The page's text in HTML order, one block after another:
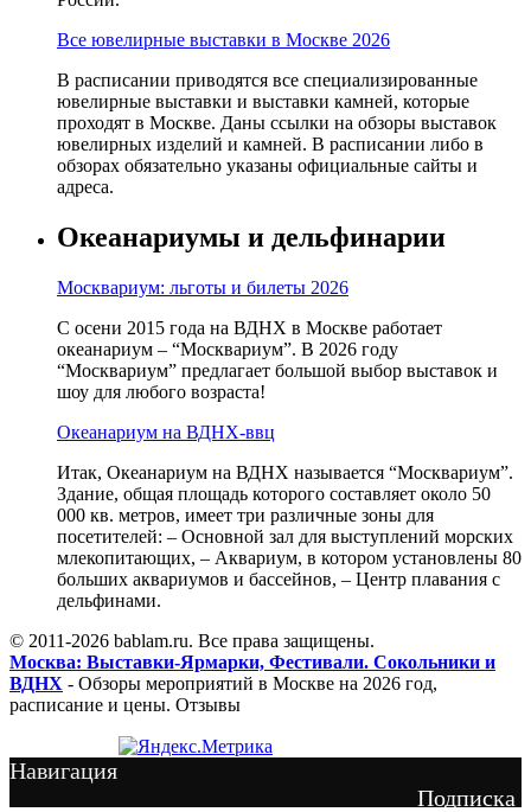
Все ювелирные выставки в Москве 2026
В расписании приводятся все специализированные
ювелирные выставки и выставки камней, которые
проходят в Москве. Даны ссылки на обзоры выставок
ювелирных изделий и камней. В расписании либо в
обзорах обязательно указаны официальные сайты и
адреса.
Океанариумы и дельфинарии
Москвариум: льготы и билеты 2026
С осени 2015 года на ВДНХ в Москве работает
океанариум – “Москвариум”. В 2026 году
“Москвариум” предлагает большой выбор выставок и
шоу для любого возраста!
Океанариум на ВДНХ-ввц
Итак, Океанариум на ВДНХ называется “Москвариум”.
Здание, общая площадь которого составляет около 50
000 кв. метров, имеет три различные зоны для
посетителей: – Основной зал для выступлений морских
млекопитающих, – Аквариум, в котором установлены 80
больших аквариумов и бассейнов, – Центр плавания с
дельфинами.
© 2011-2026 bablam.ru. Все права защищены.
Москва: Выставки-Ярмарки, Фестивали. Сокольники и
ВДНХ - Обзоры мероприятий в Москве на 2026 год,
расписание и цены. Отзывы
Навигация
Подписка